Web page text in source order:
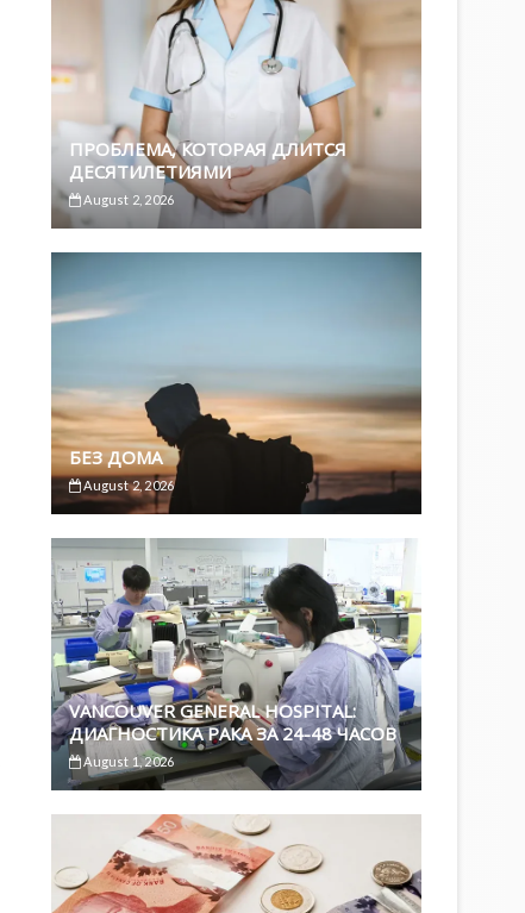
ПРОБЛЕМА, КОТОРАЯ ДЛИТСЯ
ДЕСЯТИЛЕТИЯМИ
August 2, 2026
БЕЗ ДОМА
August 2, 2026
VANCOUVER GENERAL HOSPITAL:
ДИАГНОСТИКА РАКА ЗА 24-48 ЧАСОВ
August 1, 2026